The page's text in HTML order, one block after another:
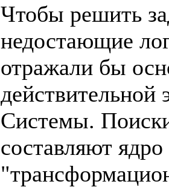
Чтобы решить
недостающие
отражали бы
Системы.
составляют